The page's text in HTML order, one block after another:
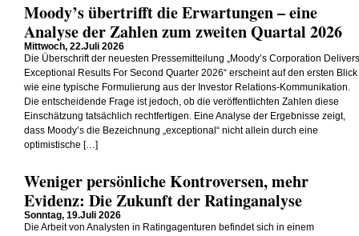
Moody’s übertrifft die Erwartungen – eine
Analyse der Zahlen zum zweiten Quartal 2026
Mittwoch, 22.Juli 2026
Die Überschrift der neuesten Pressemitteilung „Moody’s Corporation Delivers
Exceptional Results For Second Quarter 2026“ erscheint auf den ersten Blick
wie eine typische Formulierung aus der Investor Relations-Kommunikation.
Die entscheidende Frage ist jedoch, ob die veröffentlichten Zahlen diese
Einschätzung tatsächlich rechtfertigen. Eine Analyse der Ergebnisse zeigt,
dass Moody’s die Bezeichnung „exceptional“ nicht allein durch eine
optimistische […]
Weniger persönliche Kontroversen, mehr
Evidenz: Die Zukunft der Ratinganalyse
Sonntag, 19.Juli 2026
Die Arbeit von Analysten in Ratingagenturen befindet sich in einem